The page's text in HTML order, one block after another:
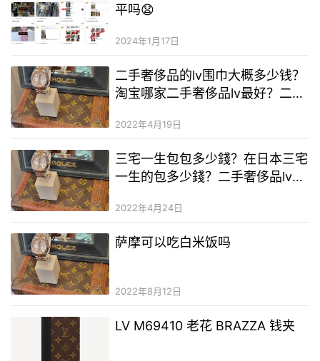
平吗😧
2024年1月17日
二手奢侈品的lv围巾大概多少钱？
淘宝哪家二手奢侈品lv最好？二手
2022年4月19日
三宅一生包包多少錢？在日本三宅
一生的包多少錢？二手奢侈品lv包
2022年4月24日
萨摩可以吃白米饭吗
2022年8月12日
LV M69410 老花 BRAZZA 钱夹